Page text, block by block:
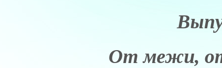
От межи, от